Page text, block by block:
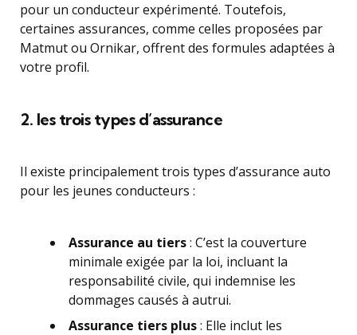
pour un conducteur expérimenté. Toutefois,
certaines assurances, comme celles proposées par
Matmut ou Ornikar, offrent des formules adaptées à
votre profil.
2. les trois types d’assurance
Il existe principalement trois types d’assurance auto
pour les jeunes conducteurs :
Assurance au tiers: C’est la couverture
minimale exigée par la loi, incluant la
responsabilité civile, qui indemnise les
dommages causés à autrui.
Assurance tiers plus: Elle inclut les